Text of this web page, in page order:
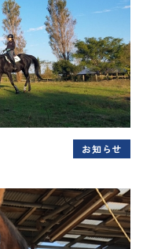
お知らせ